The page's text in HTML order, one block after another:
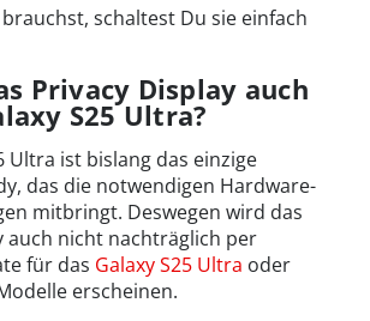
schaltest Du sie einfach
Privacy Display auch
S25 Ultra?
Ultra ist bislang das einzige
das die notwendigen Hardware-
mitbringt. Deswegen wird das
auch nicht nachträglich per
für das Galaxy S25 Ultra oder
erscheinen.